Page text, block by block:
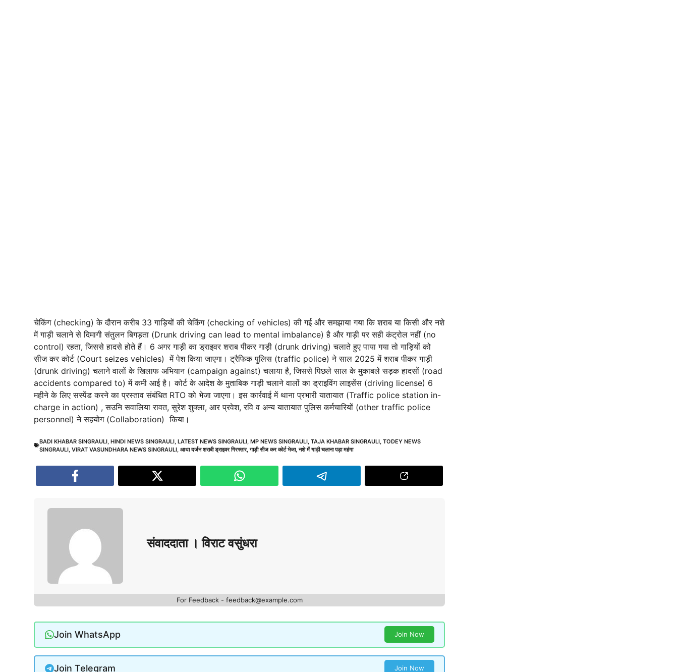
चेकिंग (checking) के दौरान करीब 33 गाड़ियों की चेकिंग (checking of vehicles) की गई और समझाया गया कि शराब या किसी और नशे
में गाड़ी चलाने से दिमागी संतुलन बिगड़ता (Drunk driving can lead to mental imbalance) है और गाड़ी पर सही कंट्रोल नहीं (no
control) रहता, जिससे हादसे होते हैं। 6 अगर गाड़ी का ड्राइवर शराब पीकर गाड़ी (drunk driving) चलाते हुए पाया गया तो गाड़ियों को
सीज कर कोर्ट (Court seizes vehicles) में पेश किया जाएगा। ट्रैफिक पुलिस (traffic police) ने साल 2025 में शराब पीकर गाड़ी
(drunk driving) चलाने वालों के खिलाफ अभियान (campaign against) चलाया है, जिससे पिछले साल के मुकाबले सड़क हादसों (road
accidents compared to) में कमी आई है। कोर्ट के आदेश के मुताबिक गाड़ी चलाने वालों का ड्राइविंग लाइसेंस (driving license) 6
महीने के लिए सस्पेंड करने का प्रस्ताव संबंधित RTO को भेजा जाएगा। इस कार्रवाई में थाना प्रभारी यातायात (Traffic police station in-
charge in action) , सउनि सवालिया रावत, सुरेश शुक्ला, आर प्रवेश, रवि व अन्य यातायात पुलिस कर्मचारियों (other traffic police
personnel) ने सहयोग (Collaboration) किया।
BADI KHABAR SINGRAULI, HINDI NEWS SINGRAULI, LATEST NEWS SINGRAULI, MP NEWS SINGRAULI, TAJA KHABAR SINGRAULI, TODEY NEWS
SINGRAULI, VIRAT VASUNDHARA NEWS SINGRAULI, आधा दर्जन शराबी ड्राइवर गिरफ्तार,गाड़ी सीज कर कोर्ट भेजा,नशे में गाड़ी चलाना पड़ा महंगा
संवाददाता । विराट वसुंधरा
For Feedback - feedback@example.com
Join WhatsApp Join Now
Join Telegram Join Now